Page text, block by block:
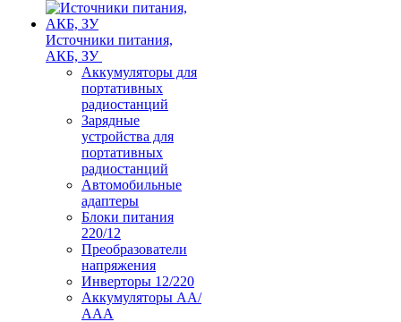
Источники питания,
АКБ, ЗУ
Аккумуляторы для
портативных
радиостанций
Зарядные
устройства для
портативных
радиостанций
Автомобильные
адаптеры
Блоки питания
220/12
Преобразователи
напряжения
Инверторы 12/220
Аккумуляторы АА/
ААА